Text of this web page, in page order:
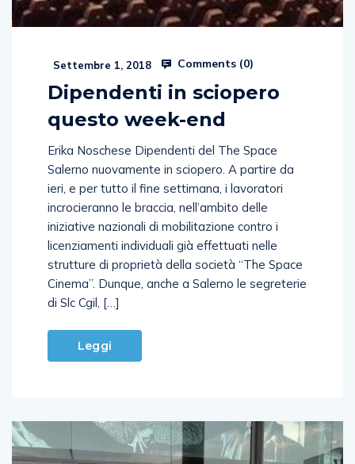
Settembre 1, 2018 Comments (0)
Dipendenti in sciopero
questo week-end
Erika Noschese Dipendenti del The Space
Salerno nuovamente in sciopero. A partire da
ieri, e per tutto il fine settimana, i lavoratori
incrocieranno le braccia, nell’ambito delle
iniziative nazionali di mobilitazione contro i
licenziamenti individuali già effettuati nelle
strutture di proprietà della società “The Space
Cinema”. Dunque, anche a Salerno le segreterie
di Slc Cgil, […]
Leggi